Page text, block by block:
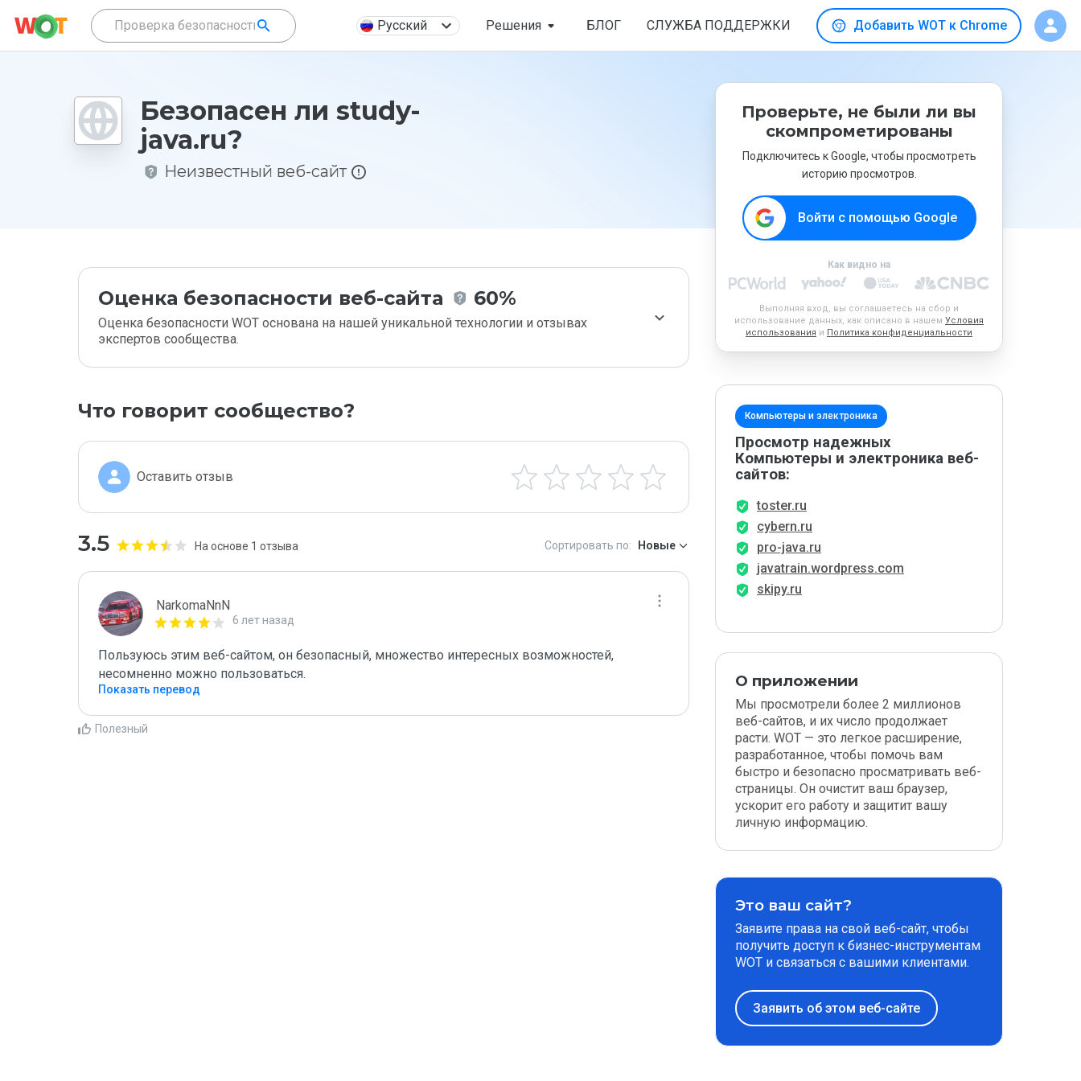
Русский Решения БЛОГ СЛУЖБА ПОДДЕРЖКИ Добавить WOT к Chrome
Безопасен ли study-
java.ru?
Неизвестный веб-сайт
Оценка безопасности веб-сайта 60%
Оценка безопасности WOT основана на нашей уникальной технологии и отзывах
экспертов сообщества.
Что говорит сообщество?
Оставить отзыв
3.5 На основе 1 отзыва Сортировать по: Новые
NarkomaNnN
6 лет назад
Пользуюсь этим веб-сайтом, он безопасный, множество интересных возможностей,
несомненно можно пользоваться.
Показать перевод
Полезный
Проверьте, не были ли вы
скомпрометированы
Подключитесь к Google, чтобы просмотреть
историю просмотров.
Войти с помощью Google
Как видно на
Выполняя вход, вы соглашаетесь на сбор и
использование данных, как описано в нашем Условия
использования и Политика конфиденциальности
Компьютеры и электроника
Просмотр надежных
Компьютеры и электроника веб-
сайтов:
toster.ru
cybern.ru
pro-java.ru
javatrain.wordpress.com
skipy.ru
О приложении
Мы просмотрели более 2 миллионов
веб-сайтов, и их число продолжает
расти. WOT — это легкое расширение,
разработанное, чтобы помочь вам
быстро и безопасно просматривать веб-
страницы. Он очистит ваш браузер,
ускорит его работу и защитит вашу
личную информацию.
Это ваш сайт?
Заявите права на свой веб-сайт, чтобы
получить доступ к бизнес-инструментам
WOT и связаться с вашими клиентами.
Заявить об этом веб-сайте